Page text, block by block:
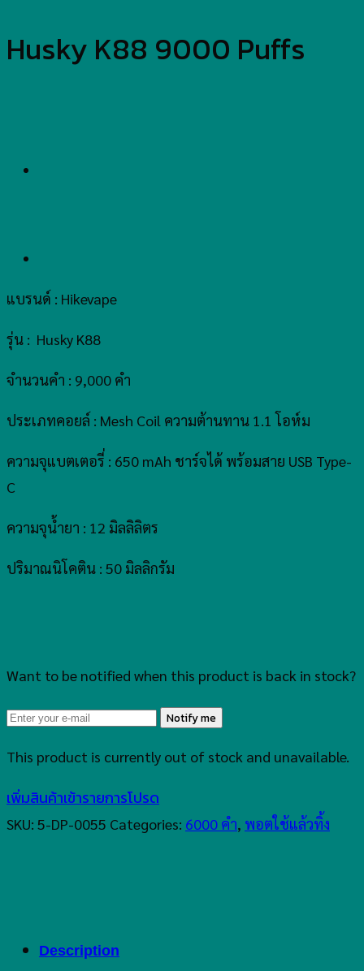
Husky K88 9000 Puffs
แบรนด์ : Hikevape
รุ่น : Husky K88
จำนวนคำ : 9,000 คำ
ประเภทคอยล์ : Mesh Coil ความต้านทาน 1.1 โอห์ม
ความจุแบตเตอรี่ : 650 mAh ชาร์จได้ พร้อมสาย USB Type-
C
ความจุน้ำยา : 12 มิลลิลิตร
ปริมาณนิโคติน : 50 มิลลิกรัม
Want to be notified when this product is back in stock?
Notify me
This product is currently out of stock and unavailable.
เพิ่มสินค้าเข้ารายการโปรด
SKU: 5-DP-0055 Categories: 6000 คำ, พอตใช้แล้วทิ้ง
Description